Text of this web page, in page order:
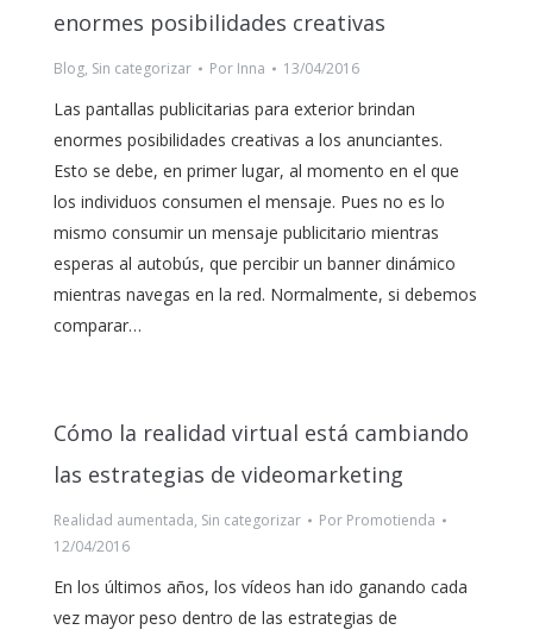
enormes posibilidades creativas
Blog, Sin categorizar Por Inna 13/04/2016
Las pantallas publicitarias para exterior brindan
enormes posibilidades creativas a los anunciantes.
Esto se debe, en primer lugar, al momento en el que
los individuos consumen el mensaje. Pues no es lo
mismo consumir un mensaje publicitario mientras
esperas al autobús, que percibir un banner dinámico
mientras navegas en la red. Normalmente, si debemos
comparar…
Cómo la realidad virtual está cambiando
las estrategias de videomarketing
Realidad aumentada, Sin categorizar Por Promotienda
12/04/2016
En los últimos años, los vídeos han ido ganando cada
vez mayor peso dentro de las estrategias de